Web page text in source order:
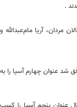
.
مردان، آریا مام‌عبدالله و
بالانژاد موفق شد عنوان چهارم آسیا را به